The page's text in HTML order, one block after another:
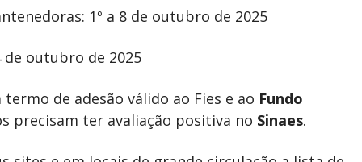
1º a 8 de outubro de 2025
outubro de 2025
de adesão válido ao Fies e ao Fundo
precisam ter avaliação positiva no Sinaes.